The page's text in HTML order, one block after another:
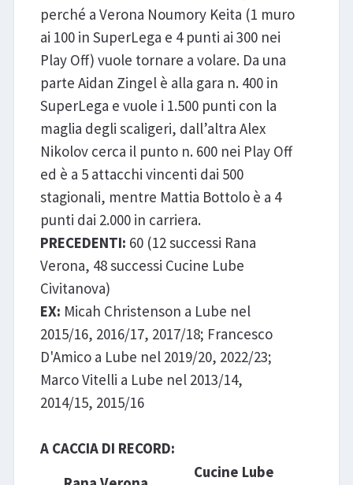
perché a Verona Noumory Keita (1 muro
ai 100 in SuperLega e 4 punti ai 300 nei
Play Off) vuole tornare a volare. Da una
parte Aidan Zingel è alla gara n. 400 in
SuperLega e vuole i 1.500 punti con la
maglia degli scaligeri, dall’altra Alex
Nikolov cerca il punto n. 600 nei Play Off
ed è a 5 attacchi vincenti dai 500
stagionali, mentre Mattia Bottolo è a 4
punti dai 2.000 in carriera.
PRECEDENTI: 60 (12 successi Rana
Verona, 48 successi Cucine Lube
Civitanova)
EX: Micah Christenson a Lube nel
2015/16, 2016/17, 2017/18; Francesco
D'Amico a Lube nel 2019/20, 2022/23;
Marco Vitelli a Lube nel 2013/14,
2014/15, 2015/16
A CACCIA DI RECORD:
Cucine Lube